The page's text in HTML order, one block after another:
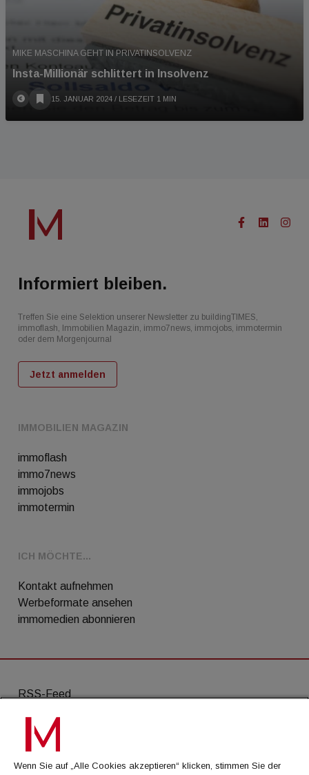
MIKE MASCHINA GEHT IN PRIVATINSOLVENZ
Insta-Millionär schlittert in Insolvenz
15. JANUAR 2024 / LESEZEIT 1 MIN
IMMOBILIEN MAGAZIN
immoflash
immo7news
immojobs
immotermin
ICH MÖCHTE...
Kontakt aufnehmen
Werbeformate ansehen
immomedien abonnieren
Informiert bleiben.
Treffen Sie eine Selektion unserer Newsletter zu buildingTIMES,
immoflash, Immobilien Magazin, immo7news, immojobs, immotermin
oder dem Morgenjournal
Jetzt anmelden
RSS-Feed
AGB
Datenschutz
Kontakt
Wenn Sie auf „Alle Cookies akzeptieren“ klicken, stimmen Sie der